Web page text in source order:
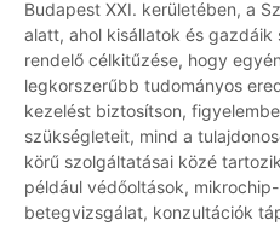
Budapest XXI. kerületében, a
alatt, ahol kisállatok és gazdáik
rendelő célkitűzése, hogy
legkorszerűbb tudományos
kezelést biztosítson,
szükségleteit, mind a
körű szolgáltatásai közé
például védőoltások,
betegvizsgálat, konzultációk